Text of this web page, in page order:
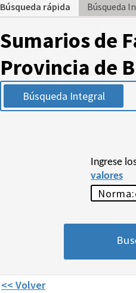
Búsqueda rápida Búsqueda
Sumarios de
Provincia de
Búsqueda Integral
Ingrese
valores
<< Volver